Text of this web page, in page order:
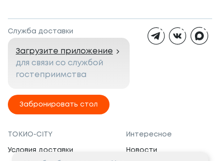
Служба доставки
Загрузите приложение
для связи со службой
гостеприимства
Забронировать стол
ТОКИО-CITY
Условия доставки
Интересное
Новости